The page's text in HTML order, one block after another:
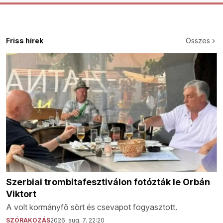
Friss hírek Összes
Szerbiai trombitafesztiválon fotózták le Orbán
Viktort
A volt kormányfő sört és csevapot fogyasztott.
SZÓRAKOZÁS2026. aug. 7. 22:20